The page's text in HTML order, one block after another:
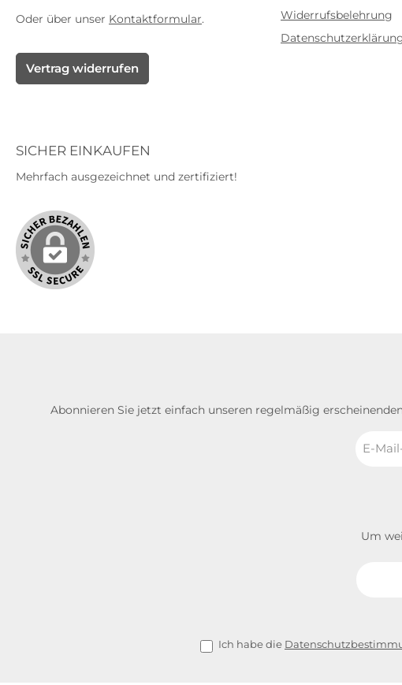
Oder über unser Kontaktformular.
Vertrag widerrufen
Widerrufsbelehrung
SICHER EINKAUFEN
Mehrfach ausgezeichnet und zertifiziert!
Abonnieren Sie jetzt einfach unseren regelmäßig
Mail-
Um
Ich habe die